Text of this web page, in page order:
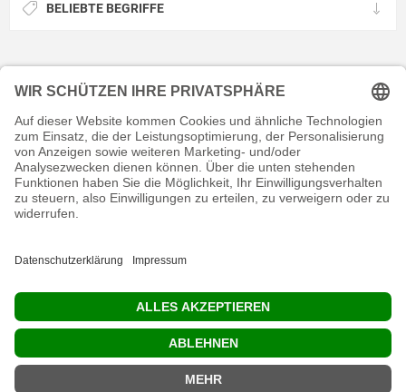
BELIEBTE BEGRIFFE
KONTAKT
RECHTLICHES
INFORMATIVES
MEIN KONTO